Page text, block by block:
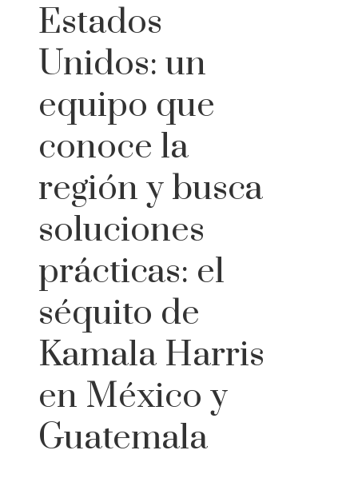
Estados
Unidos: un
equipo que
conoce la
región y busca
soluciones
prácticas: el
séquito de
Kamala Harris
en México y
Guatemala